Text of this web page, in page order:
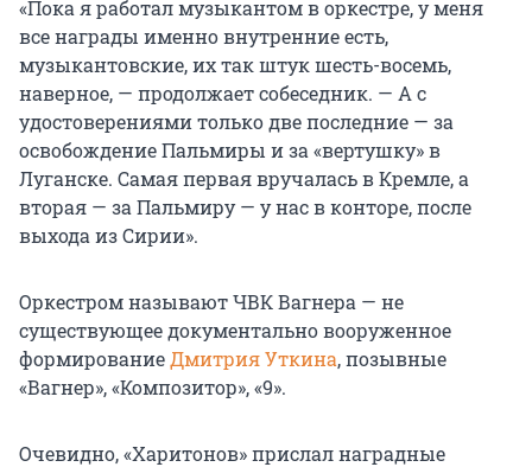
«Пока я работал музыкантом в оркестре, у меня
все награды именно внутренние есть,
музыкантовские, их так штук шесть-восемь,
наверное, — продолжает собеседник. — А с
удостоверениями только две последние — за
освобождение Пальмиры и за «вертушку» в
Луганске. Самая первая вручалась в Кремле, а
вторая — за Пальмиру — у нас в конторе, после
выхода из Сирии».
Оркестром называют ЧВК Вагнера — не
существующее документально вооруженное
формированиеДмитрия Уткина, позывные
«Вагнер», «Композитор», «9».
Очевидно, «Харитонов» прислал наградные